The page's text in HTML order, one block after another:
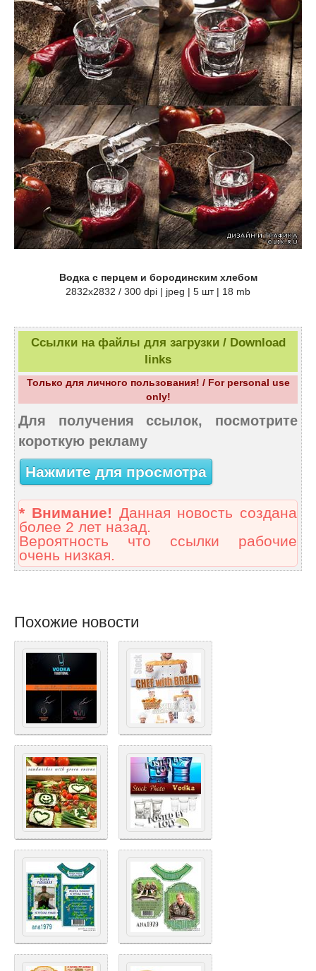
Водка с перцем и бородинским хлебом
2832x2832 / 300 dpi | jpeg | 5 шт | 18 mb
Ссылки на файлы для загрузки / Download
links
Только для личного пользования! / For personal use
only!
Для получения ссылок, посмотрите
короткую рекламу
Нажмите для просмотра
* Внимание! Данная новость создана
более 2 лет назад.
Вероятность что ссылки рабочие
очень низкая.
Похожие новости